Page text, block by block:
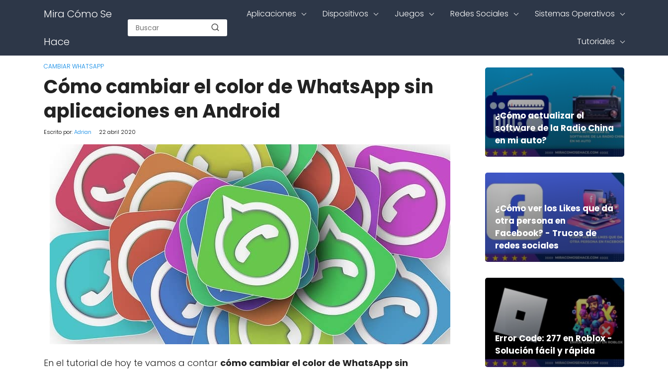
Mira Cómo Se
Hace
Aplicaciones Dispositivos Juegos Redes Sociales Sistemas Operativos
Tutoriales
CAMBIAR WHATSAPP
Cómo cambiar el color de WhatsApp sin
aplicaciones en Android
Escrito por:Adrian 22 abril 2020
En el tutorial de hoy te vamos a contar cómo cambiar el color de WhatsApp sin
¿Cómo actualizar el
software de la Radio China
en mi auto?
¿Cómo ver los Likes que da
otra persona en
Facebook? - Trucos de
redes sociales
Error Code: 277 en Roblox -
Solución fácil y rápida